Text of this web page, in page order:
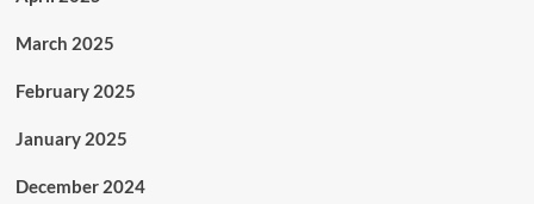
March 2025
February 2025
January 2025
December 2024